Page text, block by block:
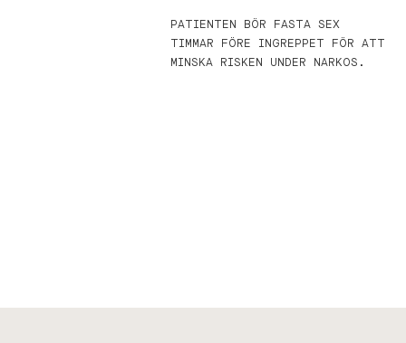
PATIENTEN BÖR FASTA SEX
TIMMAR FÖRE INGREPPET FÖR ATT
MINSKA RISKEN UNDER NARKOS.